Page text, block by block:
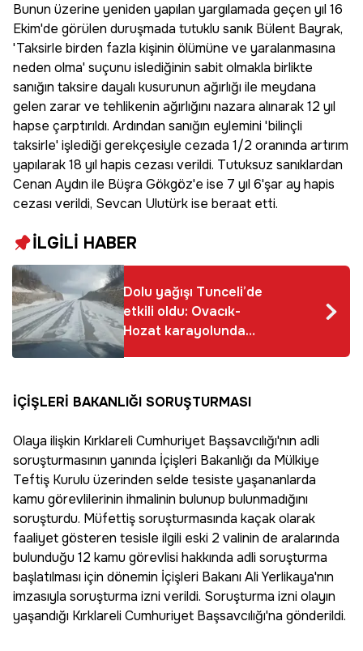
Bunun üzerine yeniden yapılan yargılamada geçen yıl 16
Ekim'de görülen duruşmada tutuklu sanık Bülent Bayrak,
'Taksirle birden fazla kişinin ölümüne ve yaralanmasına
neden olma' suçunu islediğinin sabit olmakla birlikte
sanığın taksire dayalı kusurunun ağırlığı ile meydana
gelen zarar ve tehlikenin ağırlığını nazara alınarak 12 yıl
hapse çarptırıldı. Ardından sanığın eylemini 'bilinçli
taksirle' işlediği gerekçesiyle cezada 1/2 oranında artırım
yapılarak 18 yıl hapis cezası verildi. Tutuksuz sanıklardan
Cenan Aydın ile Büşra Gökgöz'e ise 7 yıl 6'şar ay hapis
cezası verildi, Sevcan Ulutürk ise beraat etti.
İLGİLİ HABER
Dolu yağışı Tunceli’de
etkili oldu: Ovacık-
Hozat karayolunda
sürücüler zor anlar
İÇİŞLERİ BAKANLIĞI SORUŞTURMASI
Olaya ilişkin Kırklareli Cumhuriyet Başsavcılığı'nın adli
soruşturmasının yanında İçişleri Bakanlığı da Mülkiye
Teftiş Kurulu üzerinden selde tesiste yaşananlarda
kamu görevlilerinin ihmalinin bulunup bulunmadığını
soruşturdu. Müfettiş soruşturmasında kaçak olarak
faaliyet gösteren tesisle ilgili eski 2 valinin de aralarında
bulunduğu 12 kamu görevlisi hakkında adli soruşturma
başlatılması için dönemin İçişleri Bakanı Ali Yerlikaya'nın
imzasıyla soruşturma izni verildi. Soruşturma izni olayın
yaşandığı Kırklareli Cumhuriyet Başsavcılığı'na gönderildi.